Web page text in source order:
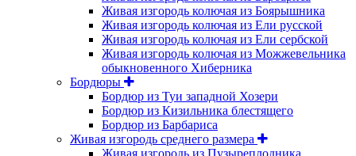
Живая изгородь колючая из Боярышника
Живая изгородь колючая из Ели русской
Живая изгородь колючая из Ели сербской
Живая изгородь колючая из Можжевельника
обыкновенного Хиберника
Бордюры
Бордюр из Туи западной Хозери
Бордюр из Кизильника блестящего
Бордюр из Барбариса
Живая изгородь среднего размера
Живая изгородь из Пузыреплодника